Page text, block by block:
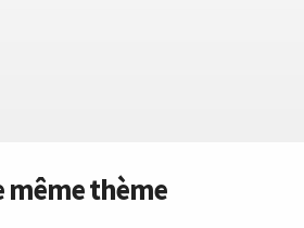
même thème